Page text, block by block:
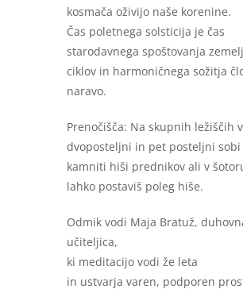
kosmača oživijo naše korenine.
Čas poletnega solsticija je čas
starodavnega spoštovanja
ciklov in harmoničnega sožitja
naravo.
Prenočišča: Na skupnih ležiščih v
dvoposteljni in pet posteljni sobi
kamniti hiši prednikov ali v
lahko postaviš poleg hiše.
Odmik vodi Maja Bratuž,
učiteljica,
ki meditacijo vodi že leta
in ustvarja varen, podporen